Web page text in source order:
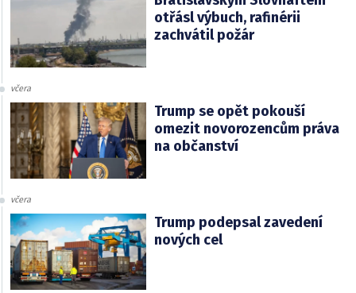
otřásl výbuch, rafinérii
zachvátil požár
včera
Trump se opět pokouší
omezit novorozencům práva
na občanství
včera
Trump podepsal zavedení
nových cel